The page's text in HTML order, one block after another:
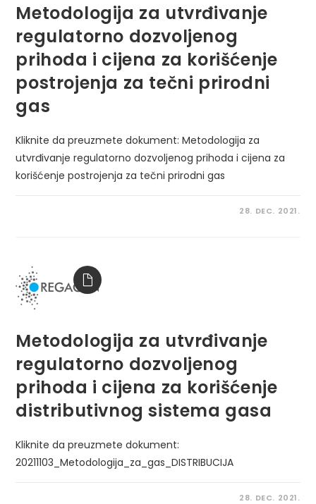
Metodologija za utvrđivanje
regulatorno dozvoljenog
prihoda i cijena za korišćenje
postrojenja za tečni prirodni
gas
Kliknite da preuzmete dokument: Metodologija za
utvrđivanje regulatorno dozvoljenog prihoda i cijena za
korišćenje postrojenja za tečni prirodni gas
28. DEC. 2021.
Metodologija za utvrđivanje
regulatorno dozvoljenog
prihoda i cijena za korišćenje
distributivnog sistema gasa
Kliknite da preuzmete dokument:
20211103_Metodologija_za_gas_DISTRIBUCIJA
28. DEC. 2021.